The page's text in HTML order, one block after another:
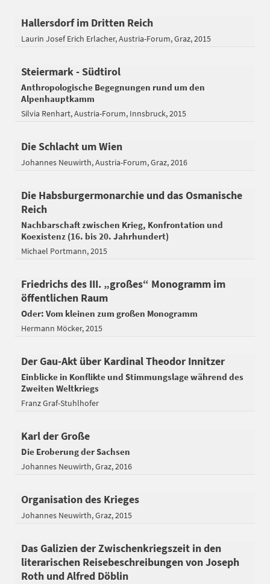
Hallersdorf im Dritten Reich
Laurin Josef Erich Erlacher Austria-Forum Graz 2015
Steiermark - Südtirol
Anthropologische Begegnungen rund um den
Alpenhauptkamm
Silvia Renhart Austria-Forum Innsbruck 2015
Die Schlacht um Wien
Johannes Neuwirth Austria-Forum Graz 2016
Die Habsburgermonarchie und das Osmanische
Reich
Nachbarschaft zwischen Krieg, Konfrontation und
Koexistenz (16. bis 20. Jahrhundert)
Michael Portmann 2015
Friedrichs des III. „großes“ Monogramm im
öffentlichen Raum
Oder: Vom kleinen zum großen Monogramm
Hermann Möcker 2015
Der Gau-Akt über Kardinal Theodor Innitzer
Einblicke in Konflikte und Stimmungslage während des
Zweiten Weltkriegs
Franz Graf-Stuhlhofer
Karl der Große
Die Eroberung der Sachsen
Johannes Neuwirth Graz 2016
Organisation des Krieges
Johannes Neuwirth Graz 2015
Das Galizien der Zwischenkriegszeit in den
literarischen Reisebeschreibungen von Joseph
Roth und Alfred Döblin